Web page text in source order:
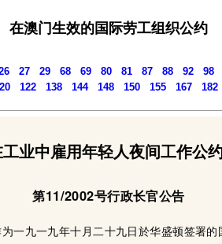
在澳门生效的国际劳工组织公约
27 29 68 69 80 81 87 88 92 98
122 138 144 148 150 155 167 182
业中雇用年轻人夜间工作公
第11/2002号行政长官公告
一九一九年十月二十九日於华盛顿签署